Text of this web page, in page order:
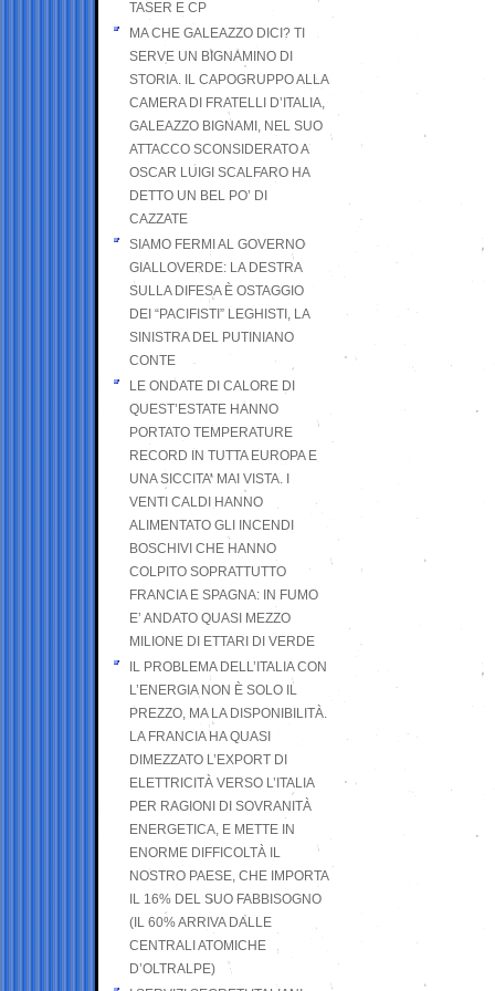
TASER E CP
MA CHE GALEAZZO DICI? TI
SERVE UN BIGNAMINO DI
STORIA. IL CAPOGRUPPO ALLA
CAMERA DI FRATELLI D’ITALIA,
GALEAZZO BIGNAMI, NEL SUO
ATTACCO SCONSIDERATO A
OSCAR LUIGI SCALFARO HA
DETTO UN BEL PO’ DI
CAZZATE
SIAMO FERMI AL GOVERNO
GIALLOVERDE: LA DESTRA
SULLA DIFESA È OSTAGGIO
DEI “PACIFISTI” LEGHISTI, LA
SINISTRA DEL PUTINIANO
CONTE
LE ONDATE DI CALORE DI
QUEST’ESTATE HANNO
PORTATO TEMPERATURE
RECORD IN TUTTA EUROPA E
UNA SICCITA’ MAI VISTA. I
VENTI CALDI HANNO
ALIMENTATO GLI INCENDI
BOSCHIVI CHE HANNO
COLPITO SOPRATTUTTO
FRANCIA E SPAGNA: IN FUMO
E’ ANDATO QUASI MEZZO
MILIONE DI ETTARI DI VERDE
IL PROBLEMA DELL’ITALIA CON
L’ENERGIA NON È SOLO IL
PREZZO, MA LA DISPONIBILITÀ.
LA FRANCIA HA QUASI
DIMEZZATO L’EXPORT DI
ELETTRICITÀ VERSO L’ITALIA
PER RAGIONI DI SOVRANITÀ
ENERGETICA, E METTE IN
ENORME DIFFICOLTÀ IL
NOSTRO PAESE, CHE IMPORTA
IL 16% DEL SUO FABBISOGNO
(IL 60% ARRIVA DALLE
CENTRALI ATOMICHE
D’OLTRALPE)